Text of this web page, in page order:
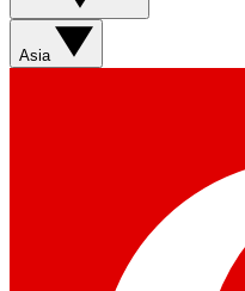
Asia